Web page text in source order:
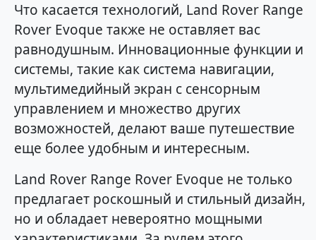
Что касается технологий, Land Rover Range
Rover Evoque также не оставляет вас
равнодушным. Инновационные функции и
системы, такие как система навигации,
мультимедийный экран с сенсорным
управлением и множество других
возможностей, делают ваше путешествие
еще более удобным и интересным.
Land Rover Range Rover Evoque не только
предлагает роскошный и стильный дизайн,
но и обладает невероятно мощными